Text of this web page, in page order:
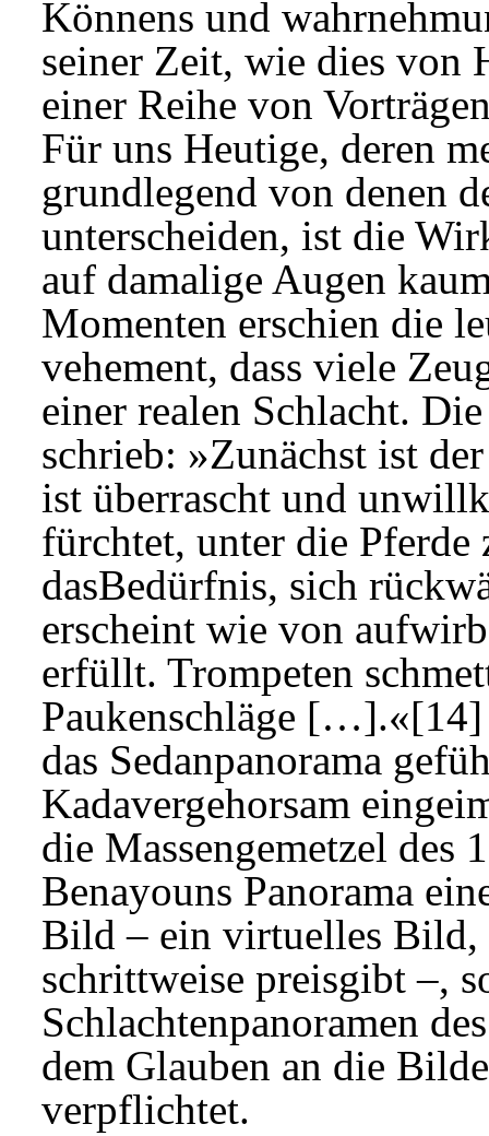
Könnens und
seiner Zeit, wie dies von
einer Reihe von
Für uns Heutige, deren
grundlegend von denen
unterscheiden, ist die
auf damalige Augen
Momenten erschien die
vehement, dass viele
einer realen Schlacht.
schrieb: »Zunächst ist
ist überrascht und
fürchtet, unter die
dasBedürfnis, sich
erscheint wie von
erfüllt. Trompeten
Paukenschläge
das Sedanpanorama
Kadavergehorsam
die Massengemetzel
Benayouns Panorama
Bild – ein virtuelles Bild,
schrittweise preisgibt –,
Schlachtenpanoramen
dem Glauben an die
verpflichtet.